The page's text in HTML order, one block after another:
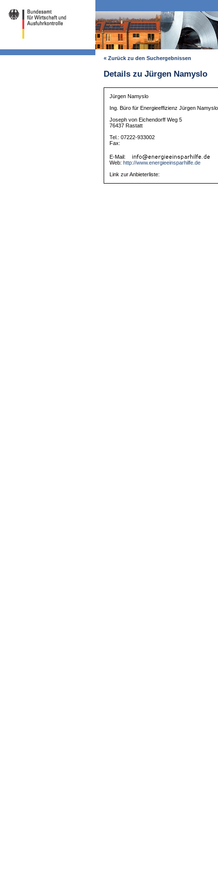
« Zurück zu den Suchergebnissen
Details zu Jürgen Namyslo
Jürgen Namyslo
Ing. Büro für Energieeffizienz Jürgen Namyslo
Joseph von Eichendorff Weg 5
76437 Rastatt
Tel.: 07222-933002
Fax:
E-Mail:
Web: http://www.energieeinsparhilfe.de
Link zur Anbieterliste: